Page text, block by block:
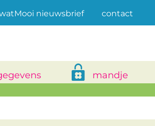
nieuwsbrief contact
mandje